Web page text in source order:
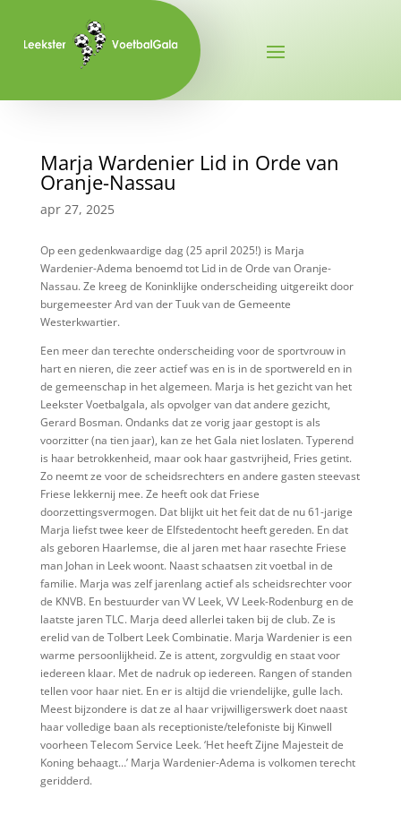
Marja Wardenier Lid in Orde van
Oranje-Nassau
apr 27, 2025
Op een gedenkwaardige dag (25 april 2025!) is Marja
Wardenier-Adema benoemd tot Lid in de Orde van Oranje-
Nassau. Ze kreeg de Koninklijke onderscheiding uitgereikt door
burgemeester Ard van der Tuuk van de Gemeente
Westerkwartier.
Een meer dan terechte onderscheiding voor de sportvrouw in
hart en nieren, die zeer actief was en is in de sportwereld en in
de gemeenschap in het algemeen. Marja is het gezicht van het
Leekster Voetbalgala, als opvolger van dat andere gezicht,
Gerard Bosman. Ondanks dat ze vorig jaar gestopt is als
voorzitter (na tien jaar), kan ze het Gala niet loslaten. Typerend
is haar betrokkenheid, maar ook haar gastvrijheid, Fries getint.
Zo neemt ze voor de scheidsrechters en andere gasten steevast
Friese lekkernij mee. Ze heeft ook dat Friese
doorzettingsvermogen. Dat blijkt uit het feit dat de nu 61-jarige
Marja liefst twee keer de Elfstedentocht heeft gereden. En dat
als geboren Haarlemse, die al jaren met haar rasechte Friese
man Johan in Leek woont. Naast schaatsen zit voetbal in de
familie. Marja was zelf jarenlang actief als scheidsrechter voor
de KNVB. En bestuurder van VV Leek, VV Leek-Rodenburg en de
laatste jaren TLC. Marja deed allerlei taken bij de club. Ze is
erelid van de Tolbert Leek Combinatie. Marja Wardenier is een
warme persoonlijkheid. Ze is attent, zorgvuldig en staat voor
iedereen klaar. Met de nadruk op iedereen. Rangen of standen
tellen voor haar niet. En er is altijd die vriendelijke, gulle lach.
Meest bijzondere is dat ze al haar vrijwilligerswerk doet naast
haar volledige baan als receptioniste/telefoniste bij Kinwell
voorheen Telecom Service Leek. ‘Het heeft Zijne Majesteit de
Koning behaagt…’ Marja Wardenier-Adema is volkomen terecht
geridderd.